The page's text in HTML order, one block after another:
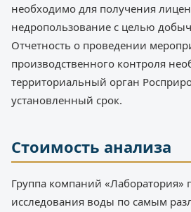
необходимо для получения
недропользование с целью
Отчетность о проведении
производственного контроля
территориальный орган
установленный срок.
Стоимость анализа
Группа компаний «Лаборатория»
исследования воды по самым